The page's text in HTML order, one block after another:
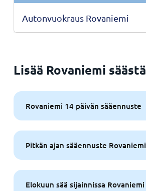
Autonvuokraus Rovaniemi
Lisää Rovaniemi säästä
Rovaniemi 14 päivän sääennuste
Pitkän ajan sääennuste Rovaniemi
Elokuun sää sijainnissa Rovaniemi